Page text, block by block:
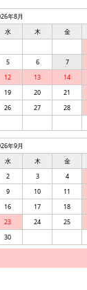
年8月
水 木 金
5 6 7
12 13 14
19 20 21
26 27 28
年9月
水 木 金
2 3 4
9 10 11
16 17 18
23 24 25
30